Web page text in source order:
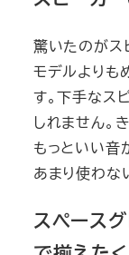
驚いたのがス
モデルよりも
す。下手なス
しれません。
もっといい音
あまり使わな
スペース